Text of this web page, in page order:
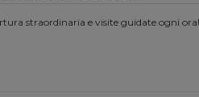
straordinaria e visite guidate ogni ora!